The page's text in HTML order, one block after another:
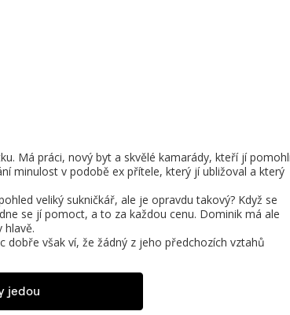
Má práci, nový byt a skvělé kamarády, kteří jí pomohli
minulost v podobě ex přítele, který jí ubližoval a který
veliký sukničkář, ale je opravdu takový? Když se
se jí pomoct, a to za každou cenu. Dominik má ale
hlavě.
dobře však ví, že žádný z jeho předchozích vztahů
jedou